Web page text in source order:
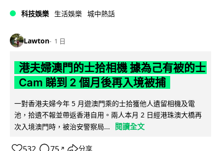
科技娛樂 生活娛樂 城中熱話
Lawton 1 日
港夫婦澳門的士拾相機 據為己有被的士
Cam 睇到 2 個月後再入境被捕
一對香港夫婦今年 5 月遊澳門乘的士拾獲他人遺留相機及電
池，拾遺不報並帶返香港自用。兩人本月 2 日經港珠澳大橋再
次入境澳門時，被治安警察局...
閱讀全文
↗ 分享